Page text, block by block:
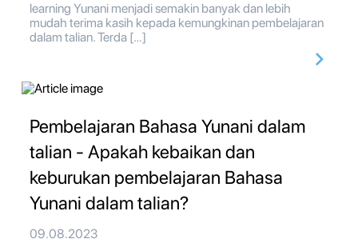
learning Yunani menjadi semakin banyak dan lebih
mudah terima kasih kepada kemungkinan pembelajaran
dalam talian. Terda […]
Pembelajaran Bahasa Yunani dalam
talian - Apakah kebaikan dan
keburukan pembelajaran Bahasa
Yunani dalam talian?
09.08.2023